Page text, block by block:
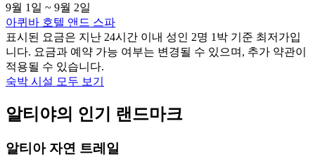
9월 1일 ~ 9월 2일
아퀴바 호텔 앤드 스파
표시된 요금은 지난 24시간 이내 성인 2명 1박 기준 최저가입
니다. 요금과 예약 가능 여부는 변경될 수 있으며, 추가 약관이
적용될 수 있습니다.
숙박 시설 모두 보기
알티야의 인기 랜드마크
알티아 자연 트레일